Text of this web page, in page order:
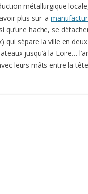
métallurgique
plus sur la
qu’une hache, se
qui sépare la ville en
jusqu’à la Loire…
leurs mâts entre la